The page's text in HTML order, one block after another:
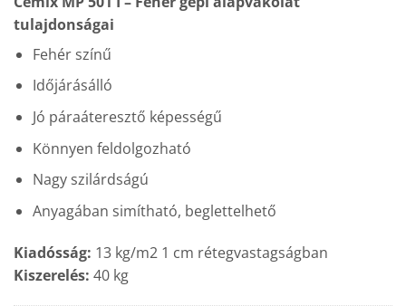
tulajdonságai
Fehér színű
Időjárásálló
Jó páraáteresztő képességű
Könnyen feldolgozható
Nagy szilárdságú
Anyagában simítható, beglettelhető
Kiadósság: 13 kg/m2 1 cm rétegvastagságban
Kiszerelés: 40 kg